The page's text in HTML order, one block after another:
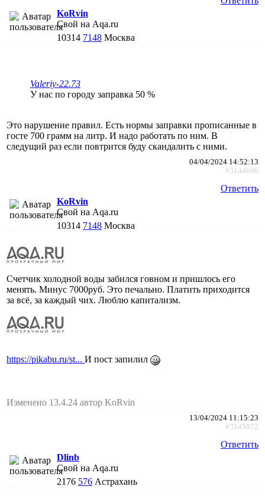
KoRvin
Свой на Aqa.ru
10314 7148 Москва
Valeriy-22.73
У нас по городу заправка 50 %
Это нарушение правил. Есть нормы заправки прописанные в
госте 700 грамм на литр. И надо работать по ним. В
следущий раз если повтрится буду скандалить с ними.
04/04/2024 14:52:13
#3144606
Ответить
KoRvin
Свой на Aqa.ru
10314 7148 Москва
Счетчик холодной воды забился говном и пришлось его
менять. Минус 7000руб. Это печально. Платить приходится
за всё, за каждый чих. Люблю капитализм.
https://pikabu.ru/st... И пост запилил
Изменено 13.4.24 автор KoRvin
13/04/2024 11:15:23
#3145972
Ответить
Dlinb
Свой на Aqa.ru
2176 576 Астрахань